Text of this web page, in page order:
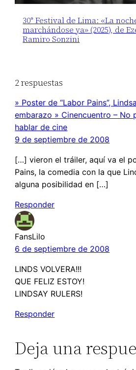
30° Festival de Lima: «La
marchándose ya» (2025), de
Ramiro Sonzini
2 respuestas
» Poster de “Labor Pains”,
embarazo » Cinencuentro – No
hablar de cine
9 de septiembre de 2008
[…] vieron el tráiler, aquí va el
Pains, la comedia con la que
alguna posibilidad en […]
Responder
FansLilo
6 de septiembre de 2008
LINDS VOLVERA!!!
QUE FELIZ ESTOY!
LINDSAY RULERS!
Responder
Deja una